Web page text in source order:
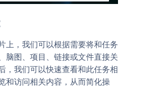
上，我们可以根据需要将和任务
脑图、项目、链接或文件直接关
，我们可以快速查看和此任务相
和访问相关内容，从而简化操